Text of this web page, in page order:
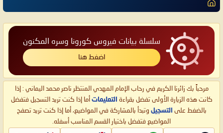
سلسلة بيانات فيروس كورونا وسره المكنون
اضغط هنا
مرحباً بك زائرنا الكريم في رحاب الإمام المهدي المنتظر ناصر محمد اليماني : إذا
كانت هذه الزيارة الأولى تفضل بقراءة التعليمات أما إذا كنت تريد التسجيل فتفضل
بالضغط على التسجيل وتبدأ بالمشاركة في المواضيع، أما إذا كنت تريد تصفح
المواضيع فتفضل باختيار القسم المناسب أسفله.